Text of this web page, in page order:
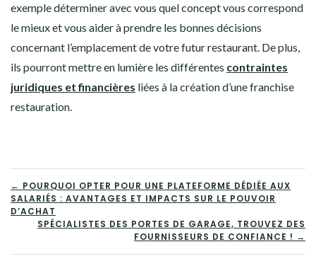
exemple déterminer avec vous quel concept vous correspond
le mieux et vous aider à prendre les bonnes décisions
concernant l’emplacement de votre futur restaurant. De plus,
ils pourront mettre en lumière les différentes contraintes
juridiques et financières liées à la création d’une franchise
restauration.
NAVIGATION
DE
L’ARTICLE
← POURQUOI OPTER POUR UNE PLATEFORME DÉDIÉE AUX
SALARIÉS : AVANTAGES ET IMPACTS SUR LE POUVOIR
D’ACHAT
SPÉCIALISTES DES PORTES DE GARAGE, TROUVEZ DES
FOURNISSEURS DE CONFIANCE ! →